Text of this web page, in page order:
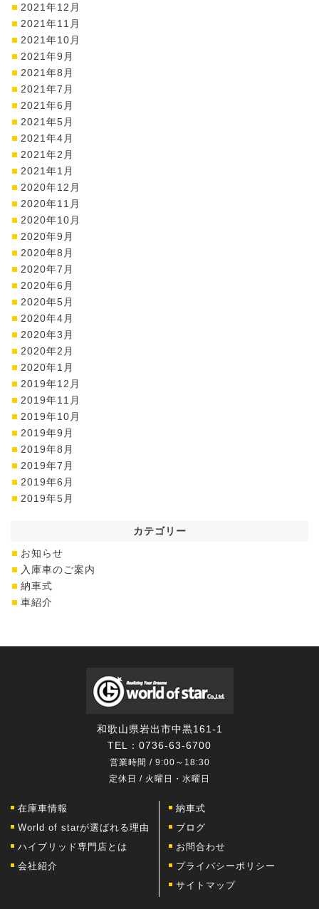
2021年12月
2021年11月
2021年10月
2021年9月
2021年8月
2021年7月
2021年6月
2021年5月
2021年4月
2021年2月
2021年1月
2020年12月
2020年11月
2020年10月
2020年9月
2020年8月
2020年7月
2020年6月
2020年5月
2020年4月
2020年3月
2020年2月
2020年1月
2019年12月
2019年11月
2019年10月
2019年9月
2019年8月
2019年7月
2019年6月
2019年5月
カテゴリー
お知らせ
入庫車のご案内
納車式
車紹介
和歌山県岩出市中黒161-1
TEL： 0736-63-6700
営業時間 / 9:00～18:30
定休日 / 火曜日・水曜日
在庫車情報
World of starが選ばれる理由
ハイブリッド専門店とは
会社紹介
納車式
ブログ
お問合わせ
プライバシーポリシー
サイトマップ